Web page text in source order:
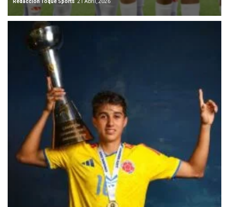
Redacción Toque Sports 21 Abril, 2026